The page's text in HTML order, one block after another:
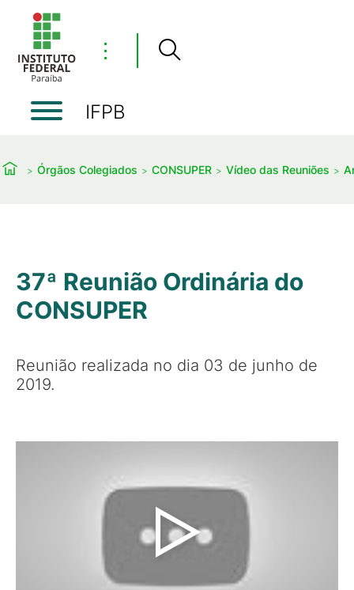
⋮
IFPB
Órgãos Colegiados CONSUPER Vídeo das Reuniões
37ª Reunião Ordinária do
CONSUPER
Reunião realizada no dia 03 de junho de
2019.